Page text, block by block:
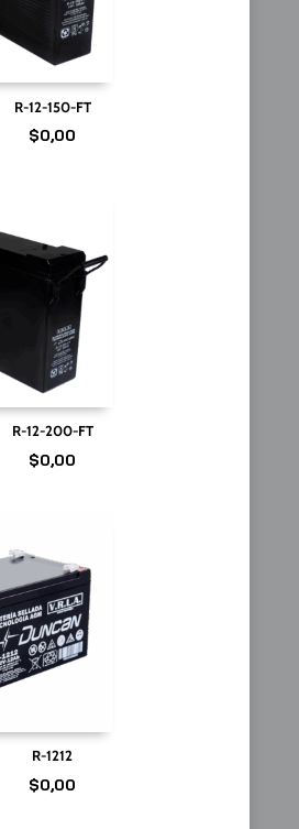
R-12-150-FT
$0,00
R-12-200-FT
$0,00
R-1212
$0,00